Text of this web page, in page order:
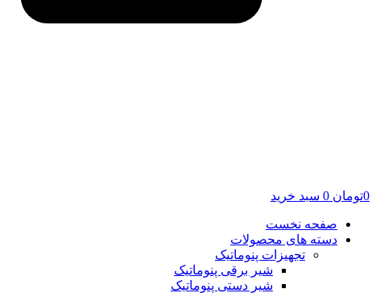
0تومان 0 سبد خرید
صفحه نخست
دسته های محصولات
تجهیزات پنوماتیک
شیر برقی پنوماتیک
شیر دستی پنوماتیک